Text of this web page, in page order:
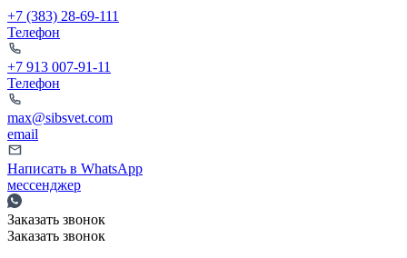
+7 (383) 28-69-111
Телефон
+7 913 007-91-11
Телефон
max@sibsvet.com
email
Написать в WhatsApp
мессенджер
Заказать звонок
Заказать звонок